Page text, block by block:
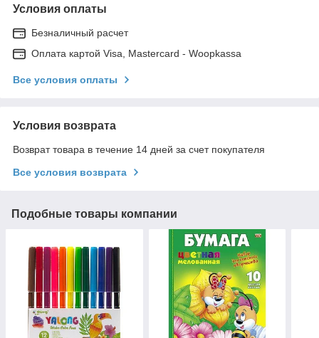
Условия оплаты
Безналичный расчет
Оплата картой Visa, Mastercard - Woopkassa
Все условия оплаты
Условия возврата
Возврат товара в течение 14 дней за счет покупателя
Все условия возврата
Подобные товары компании